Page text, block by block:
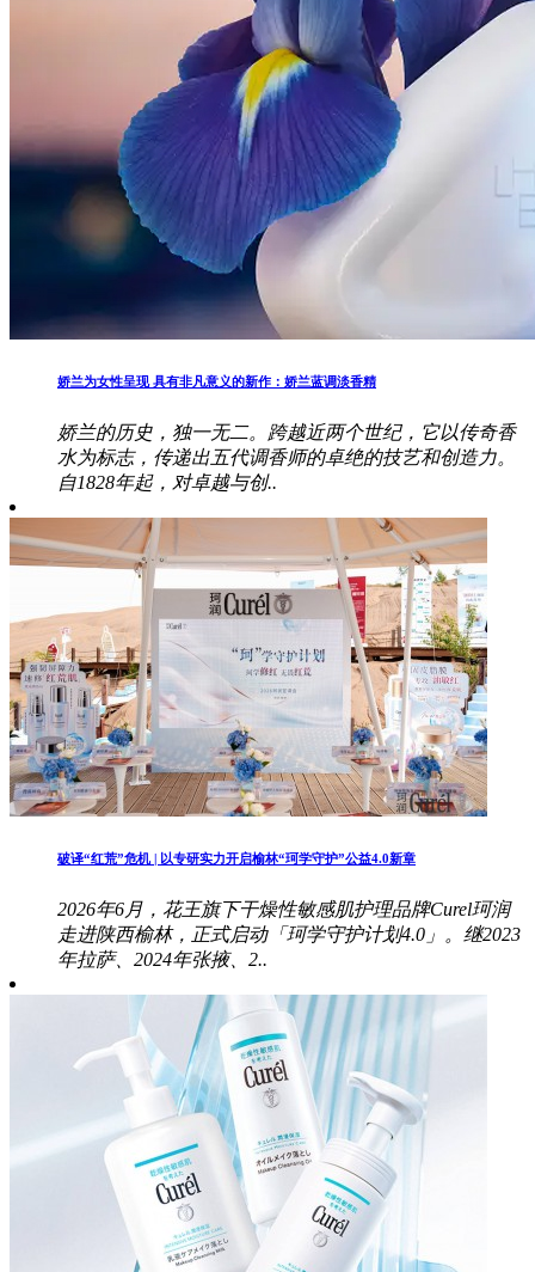
娇兰为女性呈现 具有非凡意义的新作：娇兰蓝调淡香精
娇兰的历史，独一无二。跨越近两个世纪，它以传奇香
水为标志，传递出五代调香师的卓绝的技艺和创造力。
自1828年起，对卓越与创..
破译“红荒”危机 | 以专研实力开启榆林“珂学守护”公益4.0新章
2026年6月，花王旗下干燥性敏感肌护理品牌Curel珂润
走进陕西榆林，正式启动「珂学守护计划4.0」。继2023
年拉萨、2024年张掖、2..